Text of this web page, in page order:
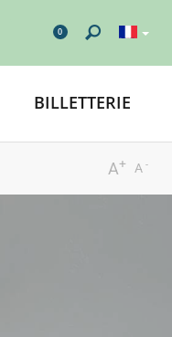
0
BILLETTERIE
-
A
+
A